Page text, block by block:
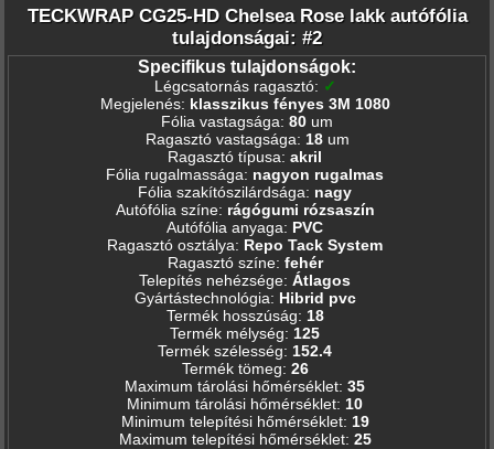
TECKWRAP CG25-HD Chelsea Rose lakk autófólia
tulajdonságai: #2
Specifikus tulajdonságok:
Légcsatornás ragasztó: ✓
Megjelenés: klasszikus fényes 3M 1080
Fólia vastagsága: 80 um
Ragasztó vastagsága: 18 um
Ragasztó típusa: akril
Fólia rugalmassága: nagyon rugalmas
Fólia szakítószilárdsága: nagy
Autófólia színe: rágógumi rózsaszín
Autófólia anyaga: PVC
Ragasztó osztálya: Repo Tack System
Ragasztó színe: fehér
Telepítés nehézsége: Átlagos
Gyártástechnológia: Hibrid pvc
Termék hosszúság: 18
Termék mélység: 125
Termék szélesség: 152.4
Termék tömeg: 26
Maximum tárolási hőmérséklet: 35
Minimum tárolási hőmérséklet: 10
Minimum telepítési hőmérséklet: 19
Maximum telepítési hőmérséklet: 25